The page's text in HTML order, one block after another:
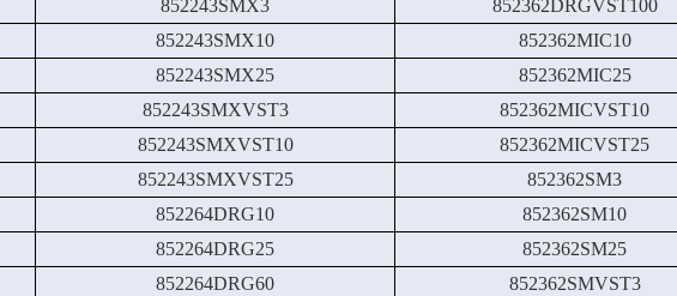
852243SMX3 852362DRGVST100
852243SMX10 852362MIC10
852243SMX25 852362MIC25
852243SMXVST3 852362MICVST10
852243SMXVST10 852362MICVST25
852243SMXVST25 852362SM3
852264DRG10 852362SM10
852264DRG25 852362SM25
852264DRG60 852362SMVST3